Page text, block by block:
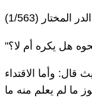
هل يكره أم لا؟
قال: وأما الاقتداء
ما لم يعلم منه ما